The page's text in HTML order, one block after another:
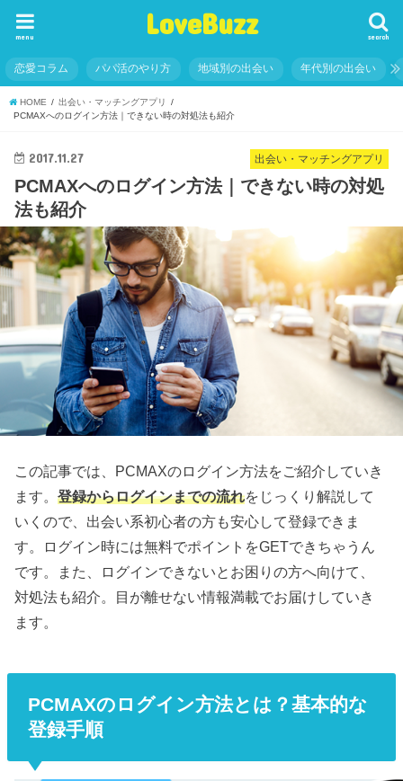
LoveBuzz search
menu
恋愛コラム パパ活のやり方 地域別の出会い 年代別の出会い
HOME
出会い・マッチングアプリ
PCMAXへのログイン方法｜できない時の対処法も紹介
出会い・マッチングアプリ
2017.11.27
PCMAXへのログイン方法｜できない時の対処
法も紹介
この記事では、PCMAXのログイン方法をご紹介していき
ます。登録からログインまでの流れをじっくり解説して
いくので、出会い系初心者の方も安心して登録できま
す。ログイン時には無料でポイントをGETできちゃうん
です。また、ログインできないとお困りの方へ向けて、
対処法も紹介。目が離せない情報満載でお届けしていき
ます。
PCMAXのログイン方法とは？基本的な
登録手順